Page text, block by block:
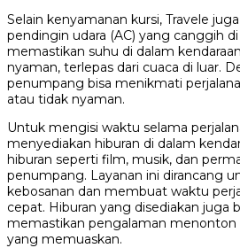
Selain kenyamanan kursi, Travele
pendingin udara (AC) yang canggih
memastikan suhu di dalam
nyaman, terlepas dari cuaca di luar.
penumpang bisa menikmati
atau tidak nyaman.
Untuk mengisi waktu selama
menyediakan hiburan di dalam
hiburan seperti film, musik, dan
penumpang. Layanan ini dirancang
kebosanan dan membuat waktu
cepat. Hiburan yang disediakan juga
memastikan pengalaman
yang memuaskan.